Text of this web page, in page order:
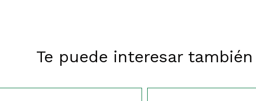
Te puede interesar también